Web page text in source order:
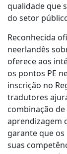
qualidade que
do setor
Reconhecida
neerlandês
oferece aos
os pontos PE
inscrição no
tradutores
combinação de
aprendizagem
garante que
suas